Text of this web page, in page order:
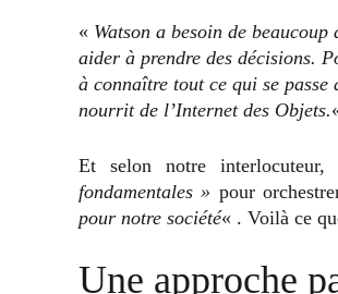
« Watson a besoin de
aider à prendre des décisions.
à connaître tout ce qui se
nourrit de l’Internet des Objets.
Et selon notre
fondamentales » pour
pour notre société« . Voilà ce
Une approche